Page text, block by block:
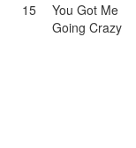
15
You Got Me
Going Crazy